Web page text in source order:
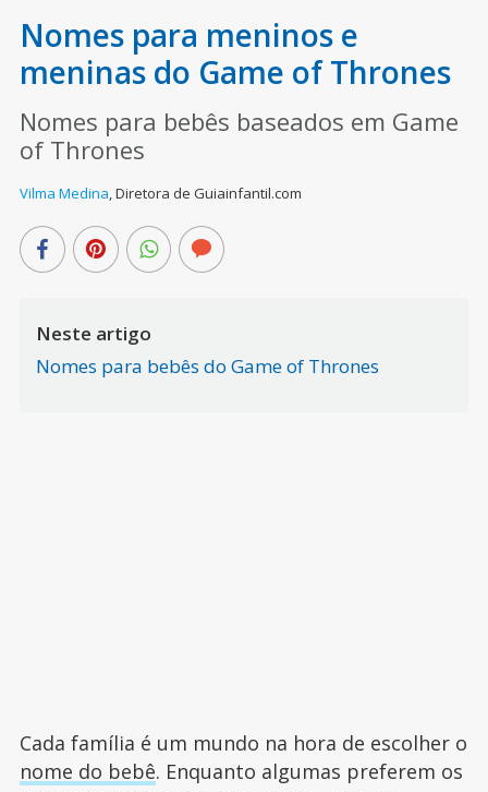
Nomes para meninos e
meninas do Game of Thrones
Nomes para bebês baseados em Game
of Thrones
Vilma Medina,Diretora de Guiainfantil.com
Neste artigo
Nomes para bebês do Game of Thrones
Cada família é um mundo na hora de escolher o
nome do bebê. Enquanto algumas preferem os